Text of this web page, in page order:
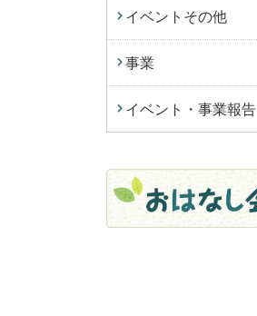
イベントその他
事業
イベント・事業報告